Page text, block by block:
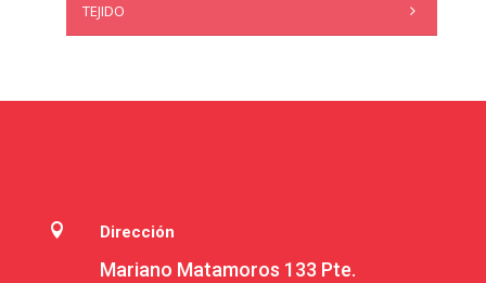
TEJIDO
 Dirección
Mariano Matamoros 133 Pte.